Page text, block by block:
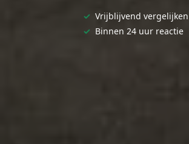
✓ Vrijblijvend vergelijken
✓ Binnen 24 uur reactie